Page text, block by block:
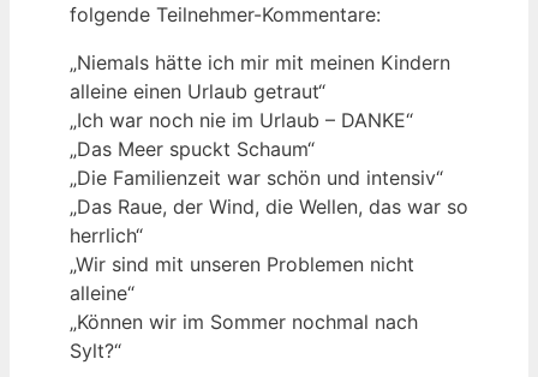
folgende Teilnehmer-Kommentare:
„Niemals hätte ich mir mit meinen Kindern
alleine einen Urlaub getraut“
„Ich war noch nie im Urlaub – DANKE“
„Das Meer spuckt Schaum“
„Die Familienzeit war schön und intensiv“
„Das Raue, der Wind, die Wellen, das war so
herrlich“
„Wir sind mit unseren Problemen nicht
alleine“
„Können wir im Sommer nochmal nach
Sylt?“